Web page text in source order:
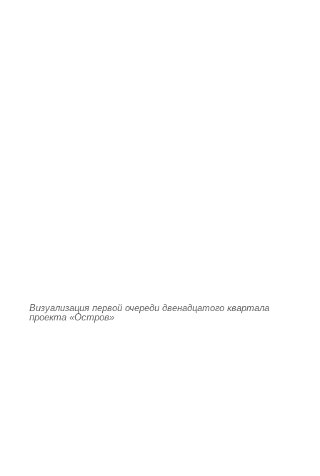
Визуализация первой очереди двенадцатого квартала
проекта «Остров»